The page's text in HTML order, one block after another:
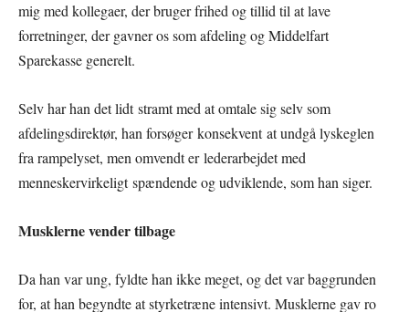
mig med kollegaer, der bruger frihed og tillid til at lave
forretninger, der gavner os som afdeling og Middelfart
Sparekasse generelt.
Selv har han det lidt stramt med at omtale sig selv som
afdelingsdirektør, han forsøger konsekvent at undgå lyskeglen
fra rampelyset, men omvendt er lederarbejdet med
menneskervirkeligt spændende og udviklende, som han siger.
Musklerne vender tilbage
Da han var ung, fyldte han ikke meget, og det var baggrunden
for, at han begyndte at styrketræne intensivt. Musklerne gav ro